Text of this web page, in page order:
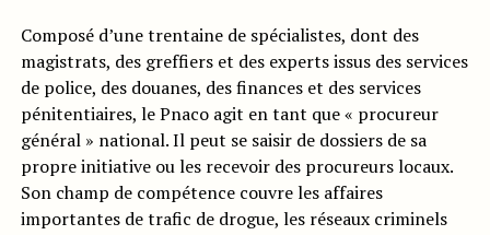
Composé d’une trentaine de spécialistes, dont des
magistrats, des greffiers et des experts issus des services
de police, des douanes, des finances et des services
pénitentiaires, le Pnaco agit en tant que « procureur
général » national. Il peut se saisir de dossiers de sa
propre initiative ou les recevoir des procureurs locaux.
Son champ de compétence couvre les affaires
importantes de trafic de drogue, les réseaux criminels